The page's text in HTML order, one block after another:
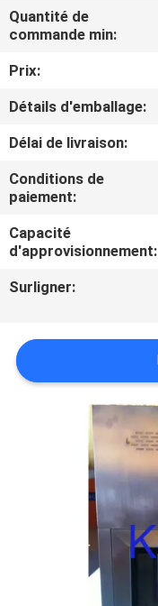
VISITE
L'USINE
CONTRÔLE
DE
LA
QUALITÉ
NOUS
NOUVELLES
AFFAIRES
Quantité de
commande min:
Prix:
Détails d'emballage:
Délai de livraison:
Conditions de
paiement:
Capacité
d'approvisionnement:
Surligner: